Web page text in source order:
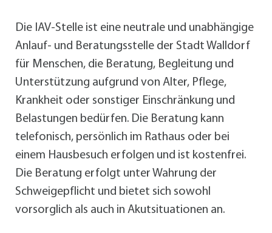
Die IAV-Stelle ist eine neutrale und unabhängige
Anlauf- und Beratungsstelle der Stadt Walldorf
für Menschen, die Beratung, Begleitung und
Unterstützung aufgrund von Alter, Pflege,
Krankheit oder sonstiger Einschränkung und
Belastungen bedürfen. Die Beratung kann
telefonisch, persönlich im Rathaus oder bei
einem Hausbesuch erfolgen und ist kostenfrei.
Die Beratung erfolgt unter Wahrung der
Schweigepflicht und bietet sich sowohl
vorsorglich als auch in Akutsituationen an.